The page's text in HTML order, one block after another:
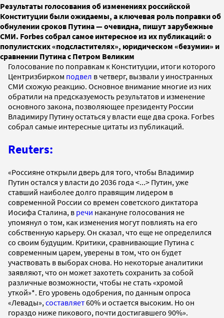
Результаты голосования об изменениях российской
Конституции были ожидаемы, а ключевая роль поправки об
обнулении сроков Путина — очевидна, пишут зарубежные
СМИ. Forbes собрал самое интересное из их публикаций: о
популистских «подсластителях», юридическом «безумии» и
сравнении Путина с Петром Великим
Голосование по поправкам к Конституции, итоги которого
Центризбирком подвел в четверг, вызвали у иностранных
СМИ схожую реакцию. Основное внимание многие из них
обратили на предсказуемость результатов и изменение
основного закона, позволяющее президенту России
Владимиру Путину остаться у власти еще два срока. Forbes
собрал самые интересные цитаты из публикаций.
Reuters:
«Россияне открыли дверь для того, чтобы Владимир
Путин остался у власти до 2036 года <...> Путин, уже
ставший наиболее долго правящим лидером в
современной России со времен советского диктатора
Иосифа Сталина, в речи накануне голосования не
упомянул о том, как изменения могут повлиять на его
собственную карьеру. Он сказал, что еще не определился
со своим будущим. Критики, сравнивающие Путина с
современным царем, уверены в том, что он будет
участвовать в выборах снова. Но некоторые аналитики
заявляют, что он может захотеть сохранить за собой
различные возможности, чтобы не стать «хромой
уткой»*. Его уровень одобрения, по данным опроса
«Левады», составляет60% и остается высоким. Но он
гораздо ниже пикового, почти достигавшего 90%».